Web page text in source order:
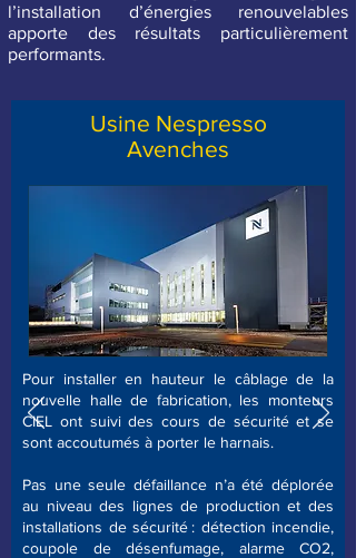
l’installation d’énergies renouvelables
apporte des résultats particulièrement
performants.
Usine Nespresso
Avenches
Pour installer en hauteur le câblage de la
nouvelle halle de fabrication, les monteurs
CIEL ont suivi des cours de sécurité et se
sont accoutumés à porter le harnais.
Pas une seule défaillance n’a été déplorée
au niveau des lignes de production et des
installations de sécurité : détection incendie,
coupole de désenfumage, alarme CO2,